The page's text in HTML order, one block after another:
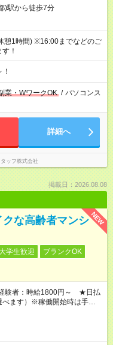
)駅から徒歩7分
1時間) ※16:00までなどのご
！
業・WワークOK / パソコンス
詳細へ
ッフ株式会社
掲載日：2026.08.08
NEW
な高齢者マンシ
大学生歓迎
ブランクOK
験者：時給1800円～ ★日払
ます）※稼働開始時は手続き